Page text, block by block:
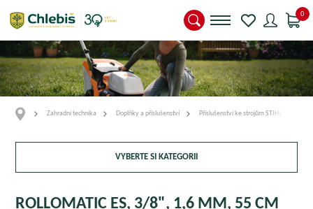
0
Zahradní technika Doplňky a příslušenství Příslušenství ke strojům STIHL
VYBERTE SI KATEGORII
ROLLOMATIC ES, 3/8", 1,6 MM, 55 CM